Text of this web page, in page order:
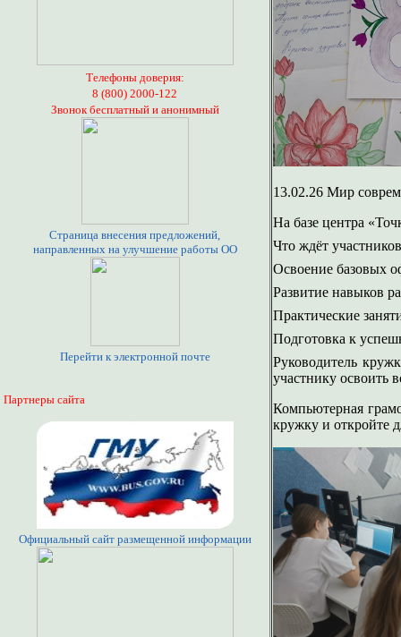
Телефоны доверия:
8 (800) 2000-122
Звонок бесплатный и анонимный
Страница внесения предложений,
направленных на улучшение работы ОО
Перейти к электронной почте
Партнеры сайта
Официальный сайт размещенной информации
13.02.26 Мир
На базе центра
Что ждёт
Освоение базовых
Развитие навыков
Практические
Подготовка к
Руководитель
участнику освоить
Компьютерная
кружку и откройте